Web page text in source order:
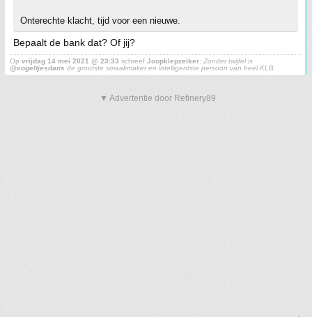
Onterechte klacht, tijd voor een nieuwe.
Bepaalt de bank dat? Of jij?
Op vrijdag 14 mei 2021 @ 23:33 schreef Joopklepzeiker: Zonder twijfel is
@vogeltjesdans de grootste smaakmaker en intelligentste persoon van heel KLB.
▼ Advertentie door Refinery89